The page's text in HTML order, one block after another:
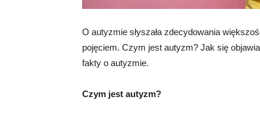
O autyzmie słyszała zdecydowania
pojęciem. Czym jest autyzm? Jak się
fakty o autyzmie.
Czym jest autyzm?